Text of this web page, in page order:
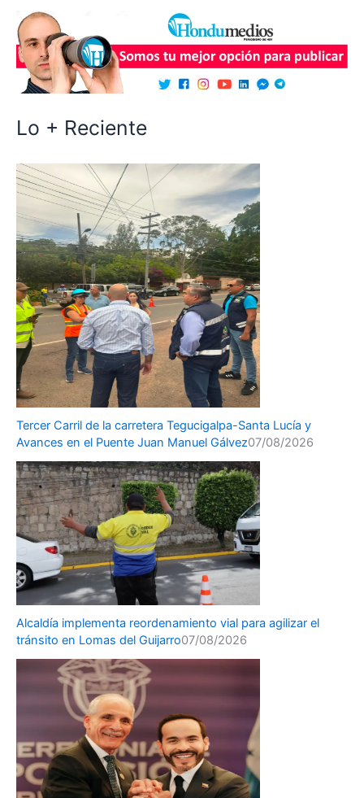
Lo + Reciente
Tercer Carril de la carretera Tegucigalpa-Santa Lucía y
Avances en el Puente Juan Manuel Gálvez07/08/2026
Alcaldía implementa reordenamiento vial para agilizar el
tránsito en Lomas del Guijarro07/08/2026